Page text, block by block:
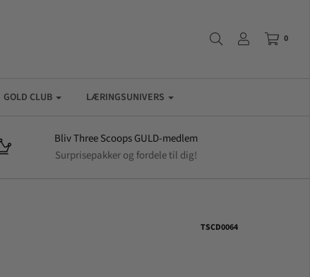
0
GOLD CLUB LÆRINGSUNIVERS
Bliv Three Scoops GULD-medlem
Surprisepakker og fordele til dig!
TSCD0064